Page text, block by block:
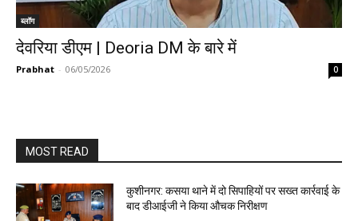
ब्लॉग
देवरिया डीएम | Deoria DM के बारे में
Prabhat - 06/05/2026 0
MOST READ
कुशीनगर: कसया थाने में दो सिपाहियों पर सख्त कार्रवाई के
बाद डीआईजी ने किया औचक निरीक्षण